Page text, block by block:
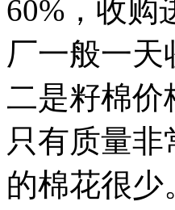
60%，收购
厂一般一天
二是籽棉价
只有质量非
的棉花很少